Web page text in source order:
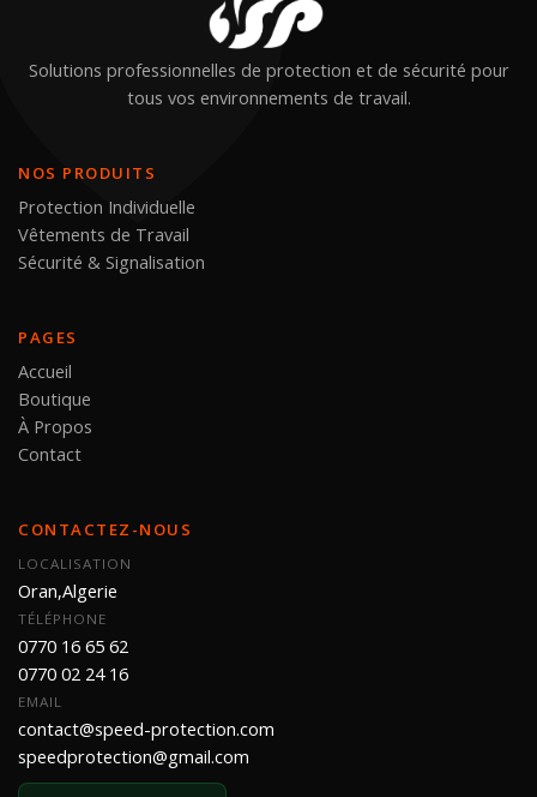
Solutions professionnelles de protection et de sécurité pour
tous vos environnements de travail.
NOS PRODUITS
Protection Individuelle
Vêtements de Travail
Sécurité & Signalisation
PAGES
Accueil
Boutique
À Propos
Contact
CONTACTEZ-NOUS
LOCALISATION
Oran,Algerie
TÉLÉPHONE
0770 16 65 62
0770 02 24 16
EMAIL
contact@speed-protection.com
speedprotection@gmail.com